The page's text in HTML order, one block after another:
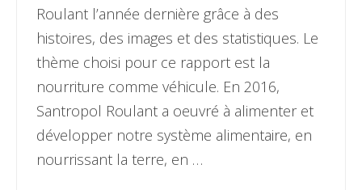
Roulant l’année dernière grâce à des
histoires, des images et des statistiques. Le
thème choisi pour ce rapport est la
nourriture comme véhicule. En 2016,
Santropol Roulant a oeuvré à alimenter et
développer notre système alimentaire, en
nourrissant la terre, en …